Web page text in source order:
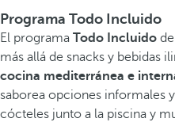
Programa Todo Incluido
El programa Todo Incluido
más allá de snacks y bebidas
cocina mediterránea e
saborea opciones informales
cócteles junto a la piscina y